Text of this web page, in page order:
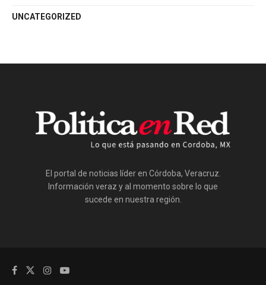
UNCATEGORIZED
El portal de noticias líder en Córdoba, Veracruz.
Información veraz y al momento sobre lo que
sucede en nuestra región.